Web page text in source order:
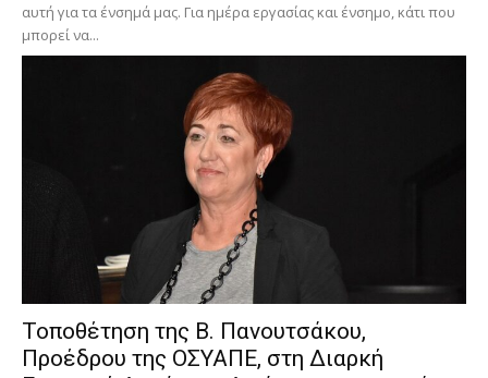
αυτή για τα ένσημά μας. Για ημέρα εργασίας και ένσημο, κάτι που
μπορεί να...
Τοποθέτηση της Β. Πανουτσάκου,
Προέδρου της ΟΣΥΑΠΕ, στη Διαρκή